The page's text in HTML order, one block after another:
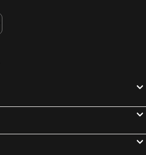
Scandic Vulkan